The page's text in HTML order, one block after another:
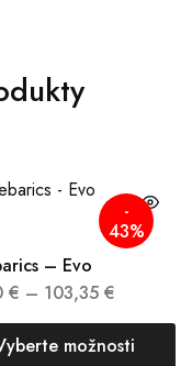
-
43%
– Evo
€ – 103,35 €
možnosti